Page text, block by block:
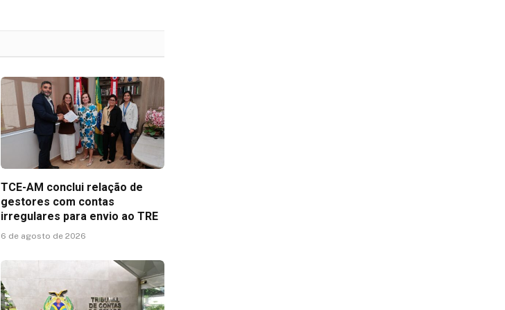
TCE-AM conclui relação de
gestores com contas
irregulares para envio ao TRE
6 de agosto de 2026